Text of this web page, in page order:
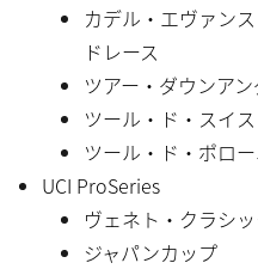
カデル・エヴァン
ドレース
ツアー・ダウンア
ツール・ド・スイス
ツール・ド・ポロー
UCI ProSeries
ヴェネト・クラシ
ジャパンカップ